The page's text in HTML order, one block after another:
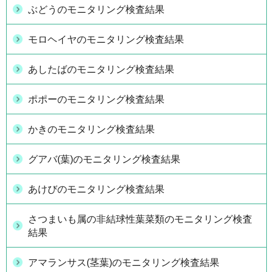
ぶどうのモニタリング検査結果
モロヘイヤのモニタリング検査結果
あしたばのモニタリング検査結果
ポポーのモニタリング検査結果
かきのモニタリング検査結果
グアバ(葉)のモニタリング検査結果
あけびのモニタリング検査結果
さつまいも属の非結球性葉菜類のモニタリング検査
結果
アマランサス(茎葉)のモニタリング検査結果